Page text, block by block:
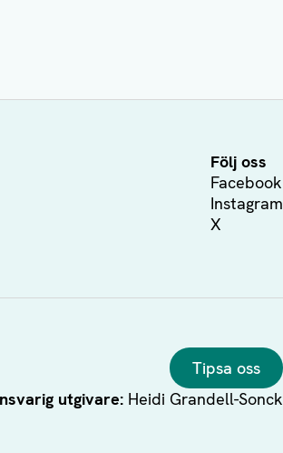
Följ oss
Facebook
Instagram
X
Tipsa oss
utgivare: Heidi Grandell-Sonck